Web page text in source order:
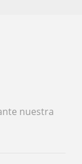
nuestra